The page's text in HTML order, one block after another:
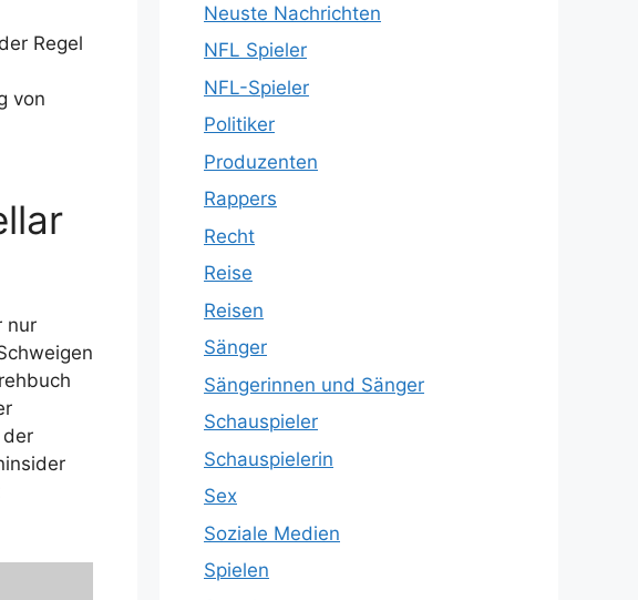
Regel
von
nur
der
Neuste Nachrichten
NFL Spieler
NFL-Spieler
Politiker
Produzenten
Rappers
Recht
Reise
Reisen
Sänger
Sängerinnen und Sänger
Schauspieler
Schauspielerin
Sex
Soziale Medien
Spielen